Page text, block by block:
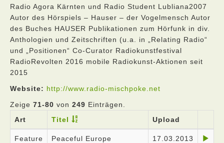
Radio Agora Kärnten und Radio Student Lubliana2007
Autor des Hörspiels – Hauser – der Vogelmensch Autor
des Buches HAUSER Publikationen zum Hörfunk in div.
Anthologien und Zeitschriften (u.a. in „Relating Radio“
und „Positionen“ Co-Curator Radiokunstfestival
RadioRevolten 2016 mobile Radiokunst-Aktionen seit
2015
Website: http://www.radio-mischpoke.net
Zeige 71-80 von 249 Einträgen.
Art
Titel Upload
Feature Peaceful Europe 17.03.2013